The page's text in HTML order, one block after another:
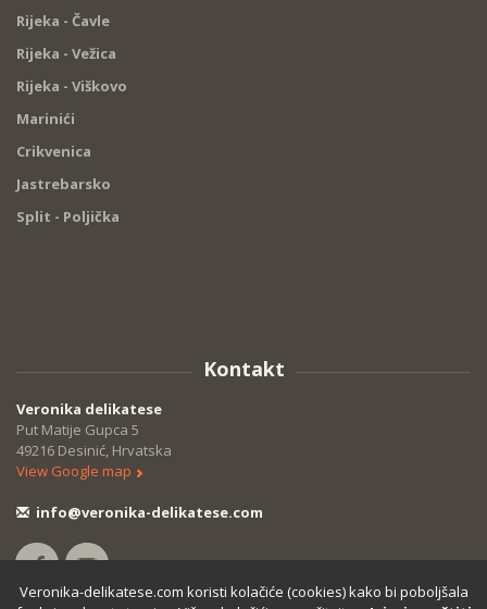
Rijeka - Čavle
Rijeka - Vežica
Rijeka - Viškovo
Marinići
Crikvenica
Jastrebarsko
Split - Poljička
Kontakt
Veronika delikatese
Put Matije Gupca 5
49216 Desinić, Hrvatska
View Google map
info@veronika-delikatese.com
Veronika-delikatese.com koristi kolačiće (cookies) kako bi poboljšala